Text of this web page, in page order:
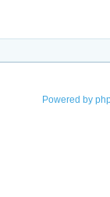
Powered by